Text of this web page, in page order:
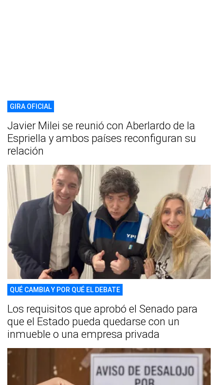
GIRA OFICIAL
Javier Milei se reunió con Aberlardo de la
Espriella y ambos países reconfiguran su
relación
QUÉ CAMBIA Y POR QUÉ EL DEBATE
Los requisitos que aprobó el Senado para
que el Estado pueda quedarse con un
inmueble o una empresa privada